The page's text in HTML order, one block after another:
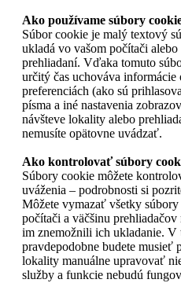
Ako používame súbory
Súbor cookie je malý textový
ukladá vo vašom počítači
prehliadaní. Vďaka tomuto
určitý čas uchováva informácie
preferenciách (ako sú
písma a iné nastavenia
návšteve lokality alebo
nemusíte opätovne uvádzať.
Ako kontrolovať súbory
Súbory cookie môžete
uváženia – podrobnosti si
Môžete vymazať všetky
počítači a väčšinu
im znemožnili ich ukladanie. V
pravdepodobne budete musieť
lokality manuálne upravovať
služby a funkcie nebudú